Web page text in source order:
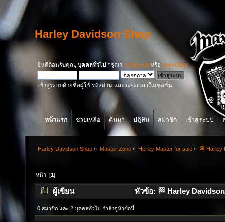
Harley Davidson Shop
ยินดีต้อนรับคุณ, บุคคลทั่วไป กรุณา เข้าสู่ระบบ หรือ ลงทะเบียน
เข้าสู่ระบบด้วยชื่อผู้ใช้ รหัสผ่าน และระยะเวลาในเซสชั่น
หน้าแรก ช่วยเหลือ ค้นหา ปฏิทิน สมาชิก เข้าสู่ระบบ
Harley Davidson Shop » Master Zone» Herley Master for sale» 🏁 Harley
หน้า: [1]
ผู้เขียน
หัวข้อ: 🏁 Harley
(อ่าน 14367 ครั้ง)
0 สมาชิก และ 2 บุคคลทั่วไป กำลังดูหัวข้อนี้